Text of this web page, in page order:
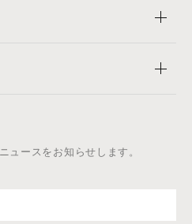
ュースをお知らせします。